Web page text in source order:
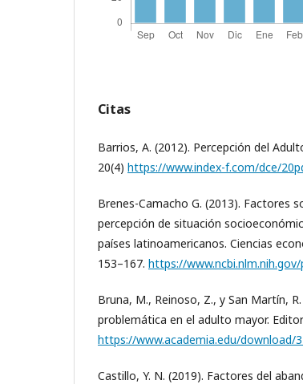
Citas
Barrios, A. (2012). Percepción del
20(4) https://www.index-f.com/dce/
Brenes-Camacho G. (2013). Factores
percepción de situación
países latinoamericanos. Ciencias
153–167. https://
Bruna, M., Reinoso, Z., y San Martín,
problemática en el adulto mayor.
https://www.academia.edu/download/
Castillo, Y. N. (2019). Factores del